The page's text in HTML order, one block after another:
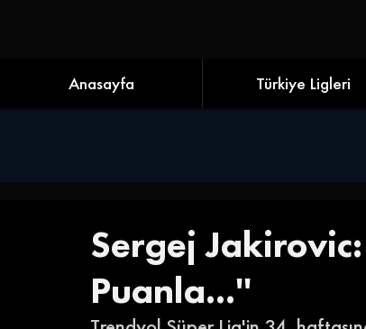
Anasayfa Türkiye Ligleri
Sergej Jakirovic:
Puanla...''